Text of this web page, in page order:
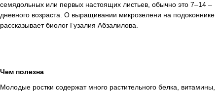
семядольных или первых настоящих листьев, обычно это 7–14 –
дневного возраста. О выращивании микрозелени на подоконнике
рассказывает биолог Гузалия Абзалилова.
Чем полезна
Молодые ростки содержат много растительного белка, витамины,